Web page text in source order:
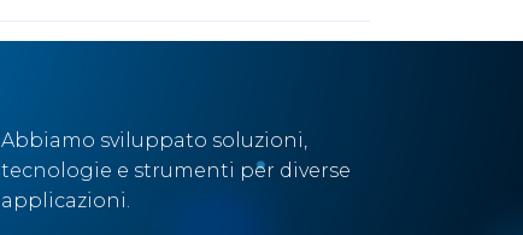
Abbiamo sviluppato soluzioni,
tecnologie e strumenti per diverse
applicazioni.